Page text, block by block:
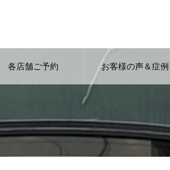
各店舗ご予約 お客様の声＆症例